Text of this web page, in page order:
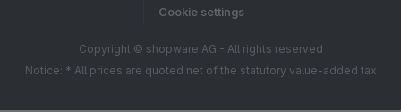
Cookie settings
Copyright © shopware AG - All rights reserved
Notice: * All prices are quoted net of the statutory value-added tax